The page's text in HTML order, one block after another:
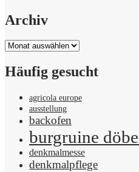
Archiv
Archiv
Häufig gesucht
agricola europe
ausstellung
backofen
burgruine
denkmalmesse
denkmalpflege